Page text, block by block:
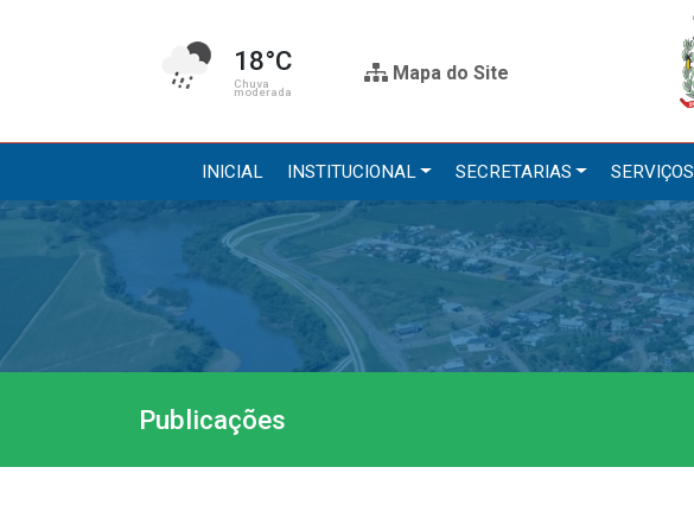
18°C
Chuva
moderada
Mapa do Site
INICIAL INSTITUCIONAL SECRETARIAS SERVIÇOS
Institucional
A Prefeitura
Gabinete do Prefeito
História do Município
Secretarias
Administração
Agricultura e Meio Ambiente
Publicações